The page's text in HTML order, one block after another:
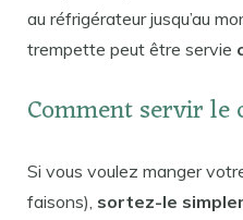
au réfrigérateur jusqu’au
trempette peut être servie
Comment servir le
Si vous voulez manger
faisons), sortez-le